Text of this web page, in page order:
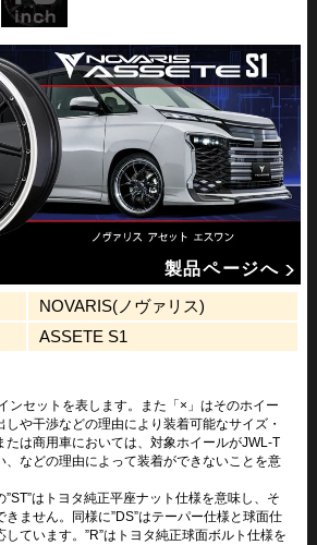
製品ページへ
NOVARIS(ノヴァリス)
ASSETE S1
ンセットを表します。また「×」はそのホイー
しや干渉などの理由により装着可能なサイズ・
たは商用車においては、対象ホイールがJWL-T
、などの理由によって装着ができないことを意
”ST”はトヨタ純正平座ナット仕様を意味し、そ
ません。同様に”DS”はテーパー仕様と球面仕
ています。”R”はトヨタ純正球面ボルト仕様を